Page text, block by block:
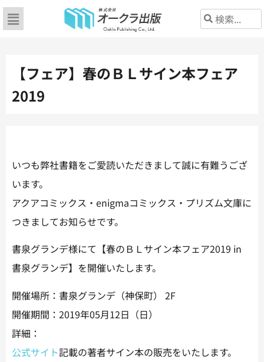
【フェア】春のＢＬサイン本フェア
2019
いつも弊社書籍をご愛読いただきまして誠に有難うござ
います。
アクアコミックス・enigmaコミックス・プリズム文庫に
つきましてお知らせです。
書泉グランデ様にて【春のＢＬサイン本フェア2019 in
書泉グランデ】を開催いたします。
開催場所：書泉グランデ（神保町） 2F
開催期間：2019年05月12日（日）
詳細：
公式サイト記載の著者サイン本の販売をいたします。